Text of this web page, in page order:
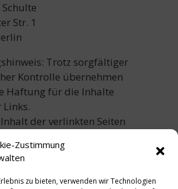
Zustimmung
zu bieten, verwenden wir Technologien
Schulte
Str. 1
Trotz sorgfältiger
Kontrolle übernehmen
Haftung für die Inhalte
Links.
der verlinkten Seiten